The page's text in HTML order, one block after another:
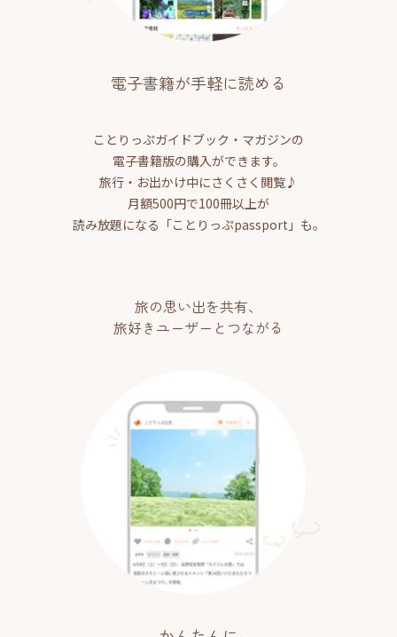
電子書籍が手軽に読める
ことりっぷガイドブック・マガジンの
電子書籍版の購入ができます。
旅行・お出かけ中にさくさく閲覧♪
月額500円で100冊以上が
読み放題になる「ことりっぷpassport」も。
旅の思い出を共有、
旅好きユーザーとつながる